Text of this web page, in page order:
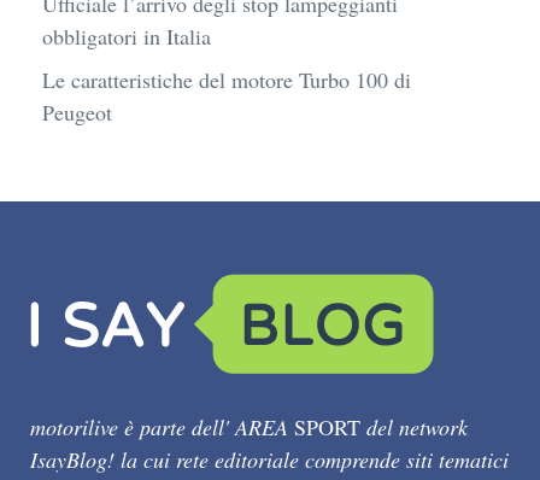
obbligatori in Italia
Le caratteristiche del motore Turbo 100 di
Peugeot
motorilive è parte dell' AREA SPORT del network
IsayBlog! la cui rete editoriale comprende siti tematici